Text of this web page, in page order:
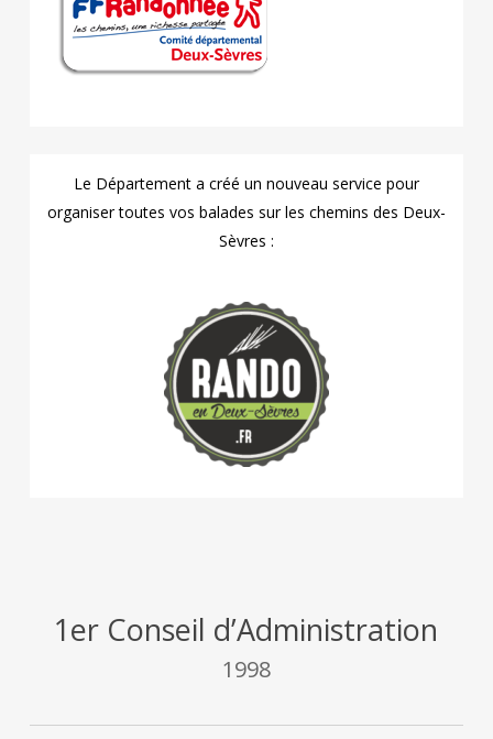
Le Département a créé un nouveau service pour
organiser toutes vos balades sur les chemins des Deux-
Sèvres :
1er Conseil d’Administration
1998